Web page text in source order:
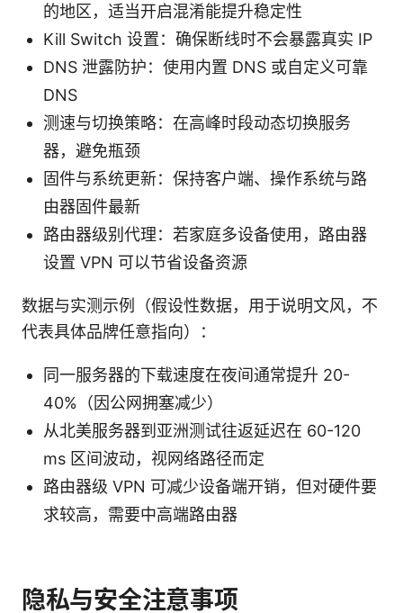
的地区，适当开启混淆能提升稳定性
Kill Switch 设置：确保断线时不会暴露真实 IP
DNS 泄露防护：使用内置 DNS 或自定义可靠
DNS
测速与切换策略：在高峰时段动态切换服务
器，避免瓶颈
固件与系统更新：保持客户端、操作系统与路
由器固件最新
路由器级别代理：若家庭多设备使用，路由器
设置 VPN 可以节省设备资源
数据与实测示例（假设性数据，用于说明文风，不
代表具体品牌任意指向）：
同一服务器的下载速度在夜间通常提升 20-
40%（因公网拥塞减少）
从北美服务器到亚洲测试往返延迟在 60-120
ms 区间波动，视网络路径而定
路由器级 VPN 可减少设备端开销，但对硬件要
求较高，需要中高端路由器
隐私与安全注意事项